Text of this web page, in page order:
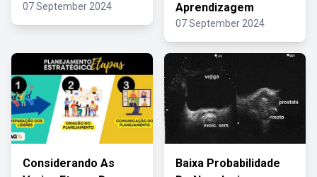
07 September 2024
Aprendizagem
07 September 2024
Considerando As
Baixa Probabilidade